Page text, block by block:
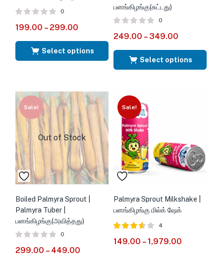
0
199.00 – 299.00
Select options
பனங்கிழங்கு(சுட்டது)
0
249.00 – 349.00
Select options
Sale!
Out of Stock
Boiled Palmyra Sprout |
Palmyra Tuber |
பனங்கிழங்கு(அவித்தது)
0
299.00 – 449.00
Sale!
Palmyra Sprout Milkshake |
பனங்கிழங்கு மில்க் ஷேக்
3.50
4
149.00 – 1,979.00